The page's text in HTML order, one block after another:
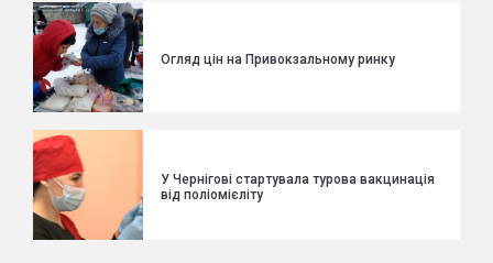
Огляд цін на Привокзальному ринку
У Чернігові стартувала турова вакцинація
від поліомієліту